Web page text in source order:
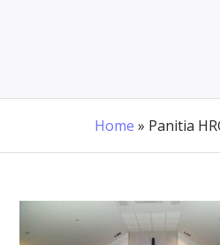
Home » Panitia